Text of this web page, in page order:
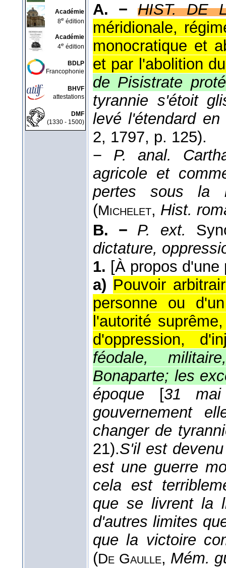
Académie
8e édition
Académie
4e édition
BDLP
Francophonie
BHVF
attestations
DMF
(1330 - 1500)
A. −
HIST. DE
méridionale,
monocratique et
et par l'abolition
de Pisistrate
tyrannie s'étoit
levé l'étendard en
2, 1797, p. 125).
− P. anal.
agricole et
pertes sous la
(Michelet, Hist.
B. − P. ext.
dictature,
1. [À propos d'une
a) Pouvoir
personne ou
l'autorité
d'oppression,
féodale,
Bonaparte; les
époque
[31
gouvernement
changer de
21).S'il est
est une guerre
cela est
que se livrent la
d'autres limites
que la victoire
(De Gaulle, Mém.